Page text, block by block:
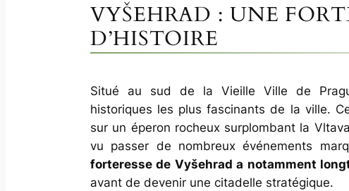
VYŠEHRAD : UNE
D’HISTOIRE
Situé au sud de la Vieille Ville de
historiques les plus fascinants de la ville.
sur un éperon rocheux surplombant la
vu passer de nombreux événements
forteresse de Vyšehrad a notamment
avant de devenir une citadelle stratégique.